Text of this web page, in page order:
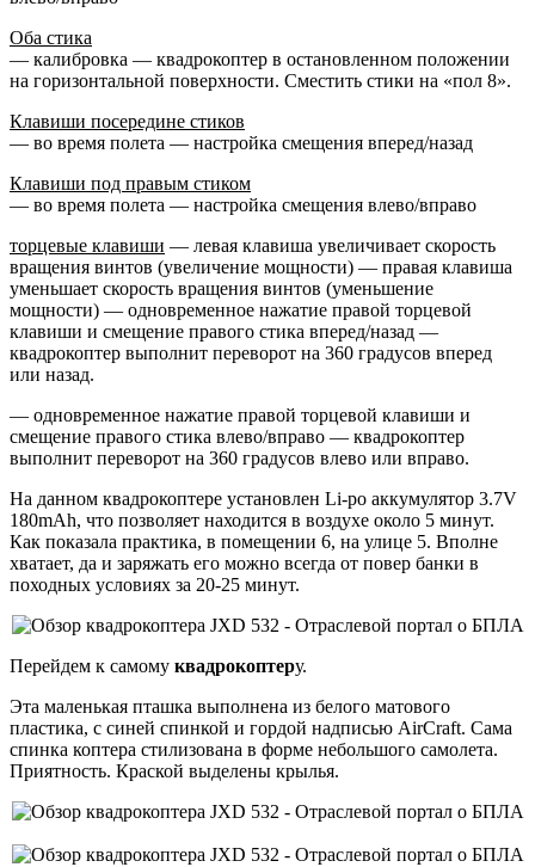
Оба стика
— калибровка — квадрокоптер в остановленном положении
на горизонтальной поверхности. Сместить стики на «пол 8».
Клавиши посередине стиков
— во время полета — настройка смещения вперед/назад
Клавиши под правым стиком
— во время полета — настройка смещения влево/вправо
торцевые клавиши — левая клавиша увеличивает скорость
вращения винтов (увеличение мощности) — правая клавиша
уменьшает скорость вращения винтов (уменьшение
мощности) — одновременное нажатие правой торцевой
клавиши и смещение правого стика вперед/назад —
квадрокоптер выполнит переворот на 360 градусов вперед
или назад.
— одновременное нажатие правой торцевой клавиши и
смещение правого стика влево/вправо — квадрокоптер
выполнит переворот на 360 градусов влево или вправо.
На данном квадрокоптере установлен Li-po аккумулятор 3.7V
180mAh, что позволяет находится в воздухе около 5 минут.
Как показала практика, в помещении 6, на улице 5. Вполне
хватает, да и заряжать его можно всегда от повер банки в
походных условиях за 20-25 минут.
Перейдем к самому квадрокоптеру.
Эта маленькая пташка выполнена из белого матового
пластика, с синей спинкой и гордой надписью AirCraft. Сама
спинка коптера стилизована в форме небольшого самолета.
Приятность. Краской выделены крылья.